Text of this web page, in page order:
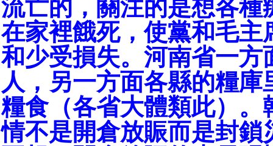
流亡的，關注的是想各種
在家裡餓死，使黨和毛主
和少受損失。河南省一方
人，另一方面各縣的糧庫
糧食（各省大體類此）。
情不是開倉放賑而是封鎖